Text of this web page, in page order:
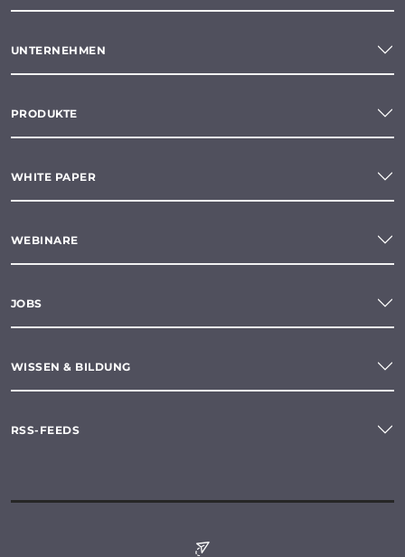
UNTERNEHMEN
PRODUKTE
WHITE PAPER
WEBINARE
JOBS
WISSEN & BILDUNG
RSS-FEEDS